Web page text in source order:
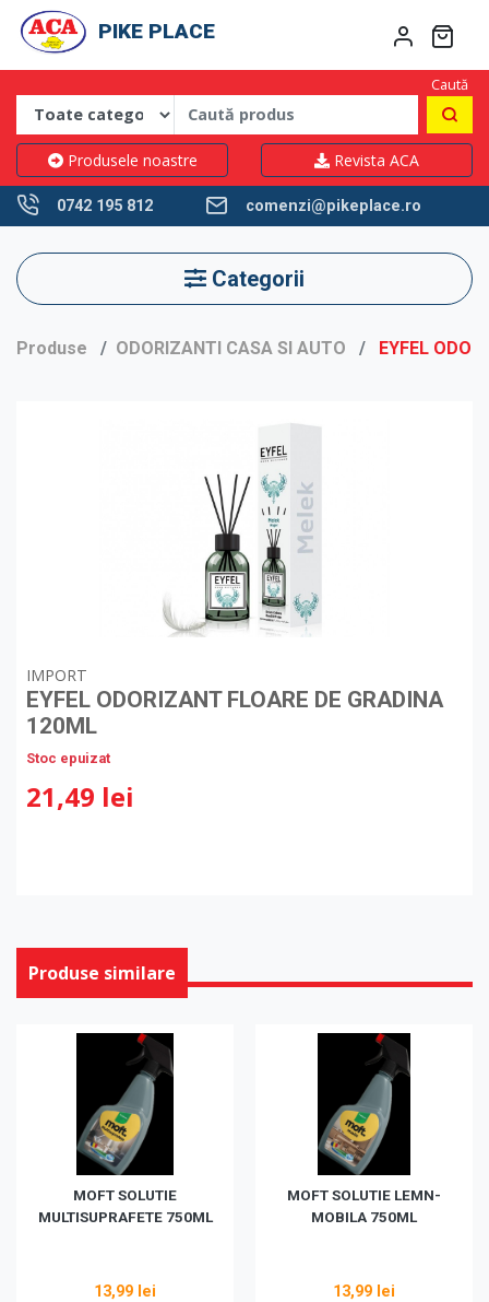
PIKE PLACE
Caută
Produsele noastre Revista ACA
0742 195 812 comenzi@pikeplace.ro
Categorii
Produse ODORIZANTI CASA SI AUTO EYFEL
IMPORT
EYFEL ODORIZANT FLOARE DE GRADINA
120ML
Stoc epuizat
21,49 lei
Produse similare
MOFT SOLUTIE
MULTISUPRAFETE 750ML
13,99 lei
MOFT SOLUTIE LEMN-
MOBILA 750ML
13,99 lei